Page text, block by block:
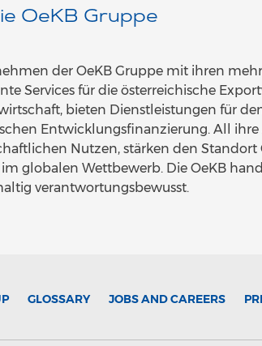
OeKB Gruppe
der OeKB Gruppe mit ihren
Services für die österreichische
bieten Dienstleistungen für
Entwicklungsfinanzierung. All
Nutzen, stärken den
globalen Wettbewerb. Die OeKB
verantwortungsbewusst.
GLOSSARY JOBS AND CAREERS